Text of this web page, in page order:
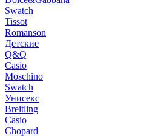
Swatch
Tissot
Romanson
Детские
Q&Q
Casio
Moschino
Swatch
Унисекс
Breitling
Casio
Chopard